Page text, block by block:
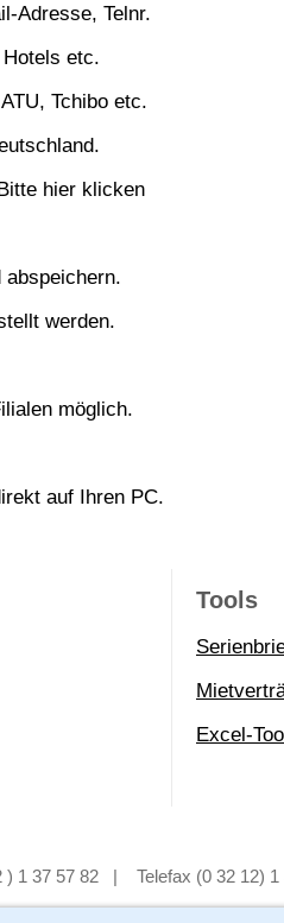
Adresse, Telnr.
etc.
Tchibo etc.
hier klicken
abspeichern.
werden.
möglich.
auf Ihren PC.
Tools
Excel-
) 1 37 57 82 | Telefax (0 32 12)